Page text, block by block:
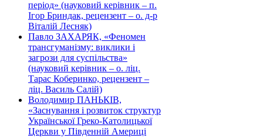
період» (науковий керівник – п.
Ігор Бриндак, рецензент – о. д-р
Віталій Лесняк)
Павло ЗАХАРЯК, «Феномен
трансгуманізму: виклики і
загрози для суспільства»
(науковий керівник – о. ліц.
Тарас Коберинко, рецензент –
ліц. Василь Салій)
Володимир ПАНЬКІВ,
«Заснування і розвиток структур
Української Греко-Католицької
Церкви у Південній Америці